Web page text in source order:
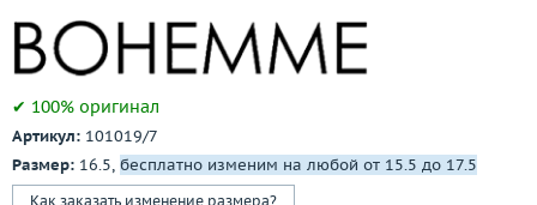
3D-тур по шоуруму
✔ 100% оригинал
Артикул: 101019/7
Размер: 16.5, бесплатно изменим на любой от 15.5 до 17.5
Как заказать изменение размера?